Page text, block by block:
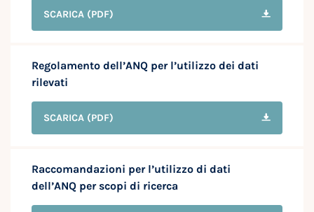
SCARICA (PDF)
Regolamento dell’ANQ per l’utilizzo dei dati
rilevati
SCARICA (PDF)
Raccomandazioni per l’utilizzo di dati
dell’ANQ per scopi di ricerca